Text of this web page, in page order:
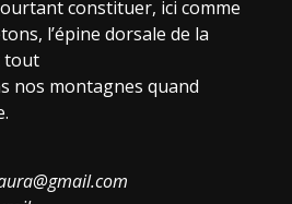
constituer, ici comme
l’épine dorsale de la
tout
nos montagnes quand